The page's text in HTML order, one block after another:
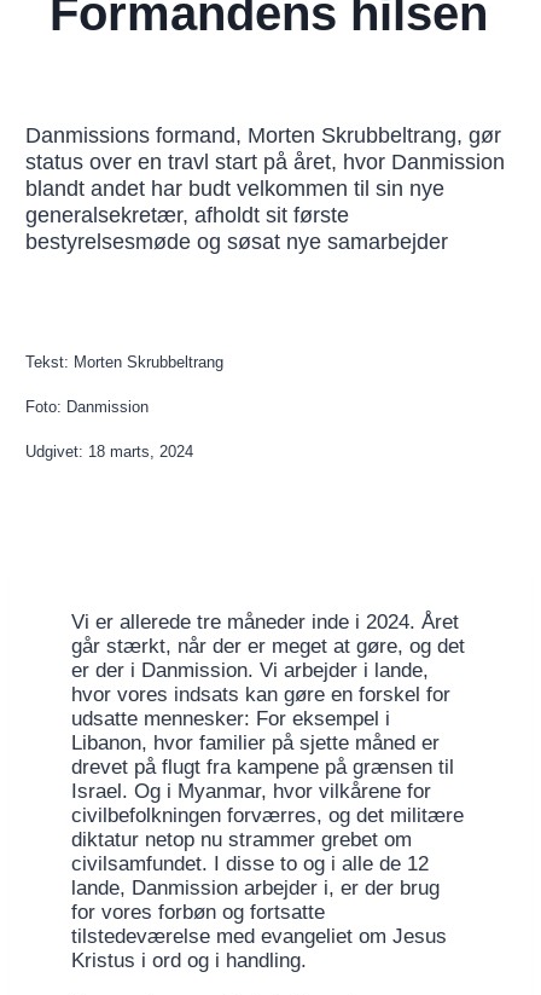
Formandens hilsen
Danmissions formand, Morten Skrubbeltrang, gør
status over en travl start på året, hvor Danmission
blandt andet har budt velkommen til sin nye
generalsekretær, afholdt sit første
bestyrelsesmøde og søsat nye samarbejder
Tekst: Morten Skrubbeltrang
Foto: Danmission
Udgivet: 18 marts, 2024
Vi er allerede tre måneder inde i 2024. Året
går stærkt, når der er meget at gøre, og det
er der i Danmission. Vi arbejder i lande,
hvor vores indsats kan gøre en forskel for
udsatte mennesker: For eksempel i
Libanon, hvor familier på sjette måned er
drevet på flugt fra kampene på grænsen til
Israel. Og i Myanmar, hvor vilkårene for
civilbefolkningen forværres, og det militære
diktatur netop nu strammer grebet om
civilsamfundet. I disse to og i alle de 12
lande, Danmission arbejder i, er der brug
for vores forbøn og fortsatte
tilstedeværelse med evangeliet om Jesus
Kristus i ord og i handling.